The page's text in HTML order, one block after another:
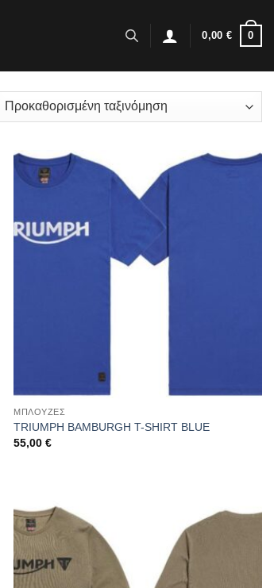
0,00 € 0
ΜΠΛΟΥΖΕΣ
TRIUMPH BAMBURGH T-SHIRT BLUE
55,00€